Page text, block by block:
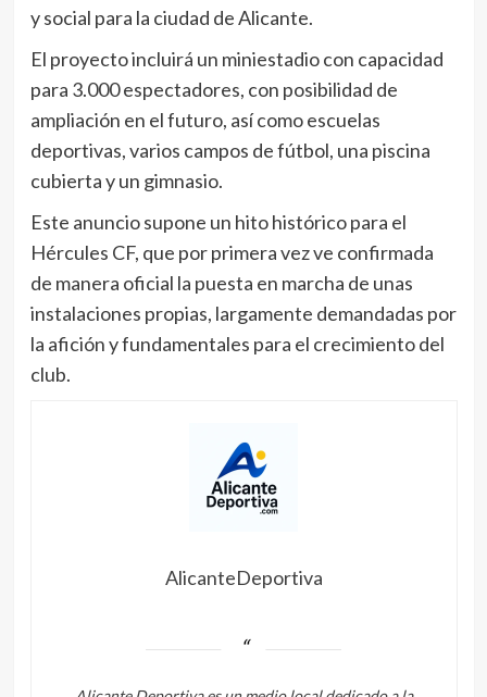
y social para la ciudad de Alicante.
El proyecto incluirá un miniestadio con capacidad
para 3.000 espectadores, con posibilidad de
ampliación en el futuro, así como escuelas
deportivas, varios campos de fútbol, una piscina
cubierta y un gimnasio.
Este anuncio supone un hito histórico para el
Hércules CF, que por primera vez ve confirmada
de manera oficial la puesta en marcha de unas
instalaciones propias, largamente demandadas por
la afición y fundamentales para el crecimiento del
club.
AlicanteDeportiva